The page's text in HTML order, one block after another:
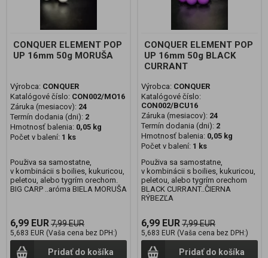
CONQUER ELEMENT POP
UP 16mm 50g MORUŠA
Výrobca: CONQUER
Katalógové číslo: CON002/MO16
Záruka (mesiacov): 24
Termín dodania (dni): 2
Hmotnosť balenia: 0,05 kg
Počet v balení: 1 ks
Použiva sa samostatne,
v kombinácii s boilies, kukuricou,
peletou, alebo tygrím orechom.
BIG CARP ..aróma BIELA MORUŠA
6,99 EUR7,99 EUR
5,683 EUR (Vaša cena bez DPH:)
Pridať do košíka
CONQUER ELEMENT POP
UP 16mm 50g BLACK
CURRANT
Výrobca: CONQUER
Katalógové číslo:
CON002/BCU16
Záruka (mesiacov): 24
Termín dodania (dni): 2
Hmotnosť balenia: 0,05 kg
Počet v balení: 1 ks
Použiva sa samostatne,
v kombinácii s boilies, kukuricou,
peletou, alebo tygrím orechom
BLACK CURRANT..ČIERNA
RÝBEZĽA
6,99 EUR7,99 EUR
5,683 EUR (Vaša cena bez DPH:)
Pridať do košíka